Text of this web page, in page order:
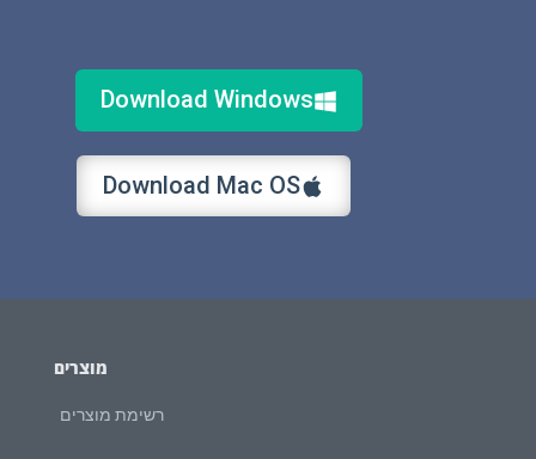
Download Windows
Download Mac OS
מוצרים
רשימת מוצרים